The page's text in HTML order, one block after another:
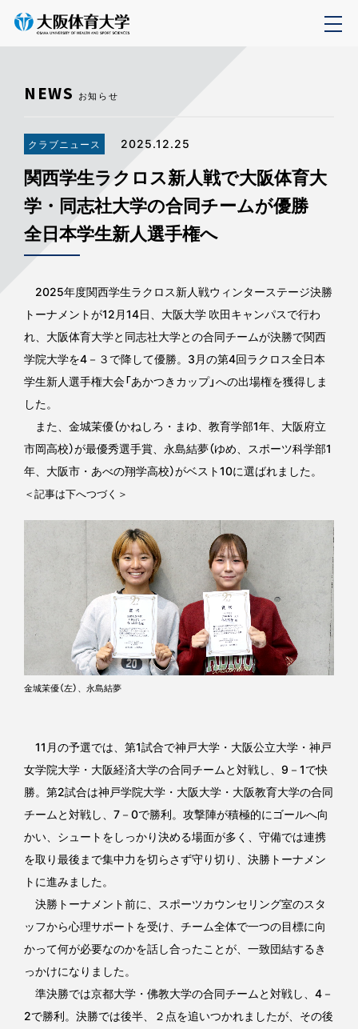
NEWS お知らせ
クラブニュース 2025.12.25
関西学生ラクロス新人戦で大阪体育大
学・同志社大学の合同チームが優勝
全日本学生新人選手権へ
2025年度関西学生ラクロス新人戦ウィンターステージ決勝
トーナメントが12月14日、大阪大学 吹田キャンパスで行わ
れ、大阪体育大学と同志社大学との合同チームが決勝で関西
学院大学を4－３で降して優勝。3月の第4回ラクロス全日本
学生新人選手権大会「あかつきカップ」への出場権を獲得しま
した。
また、金城茉優（かねしろ・まゆ、教育学部1年、大阪府立
市岡高校）が最優秀選手賞、永島結夢（ゆめ、スポーツ科学部1
年、大阪市・あべの翔学高校）がベスト10に選ばれました。
＜記事は下へつづく＞
金城茉優（左）、永島結夢
11月の予選では、第1試合で神戸大学・大阪公立大学・神戸
女学院大学・大阪経済大学の合同チームと対戦し、9－1で快
勝。第2試合は神戸学院大学・大阪大学・大阪教育大学の合同
チームと対戦し、7－0で勝利。攻撃陣が積極的にゴールへ向
かい、シュートをしっかり決める場面が多く、守備では連携
を取り最後まで集中力を切らさず守り切り、決勝トーナメン
トに進みました。
決勝トーナメント前に、スポーツカウンセリング室のスタ
ッフから心理サポートを受け、チーム全体で一つの目標に向
かって何が必要なのかを話し合ったことが、一致団結するき
っかけになりました。
準決勝では京都大学・佛教大学の合同チームと対戦し、4－
2で勝利。決勝では後半、２点を追いつかれましたが、その後